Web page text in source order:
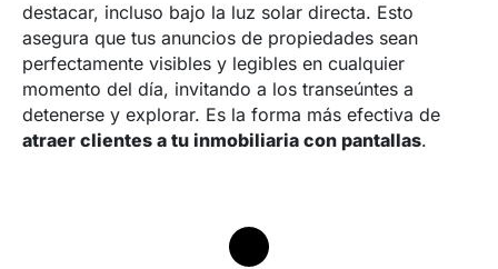
destacar, incluso bajo la luz solar directa. Esto
asegura que tus anuncios de propiedades sean
perfectamente visibles y legibles en cualquier
momento del día, invitando a los transeúntes a
detenerse y explorar. Es la forma más efectiva de
atraer clientes a tu inmobiliaria con pantallas.